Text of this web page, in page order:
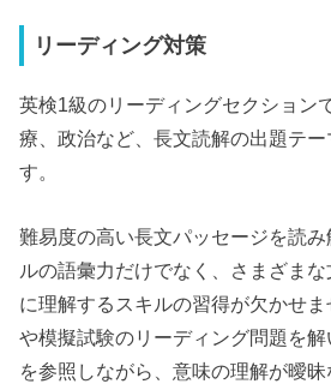
リーディング対策
英検1級のリーディングセクション
療、政治など、長文読解の出題テー
す。
難易度の高い長文パッセージを読
ルの語彙力だけでなく、さまざま
に理解するスキルの習得が欠かせ
や模擬試験のリーディング問題を
を参照しながら、意味の理解が曖